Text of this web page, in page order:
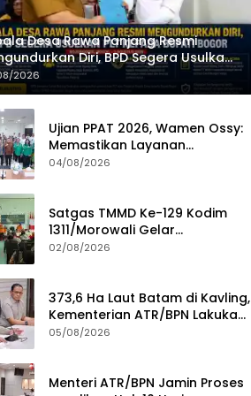
Desa Rawa Panjang Resmi
Diri, BPD Segera Usulkan
kepada Bupati Bogor
2026
Ujian PPAT 2026, Wamen Ossy:
Memastikan Layanan
Pertanahan dari PPAT yang
04/08/2026
Satgas TMMD Ke-129 Kodim
1311/Morowali Gelar
Penyuluhan Mitigasi Bencana
02/08/2026
373,6 Ha Laut Batam di Kavling,
Kementerian ATR/BPN Lakukan
Investigasi
05/08/2026
Menteri ATR/BPN Jamin Proses